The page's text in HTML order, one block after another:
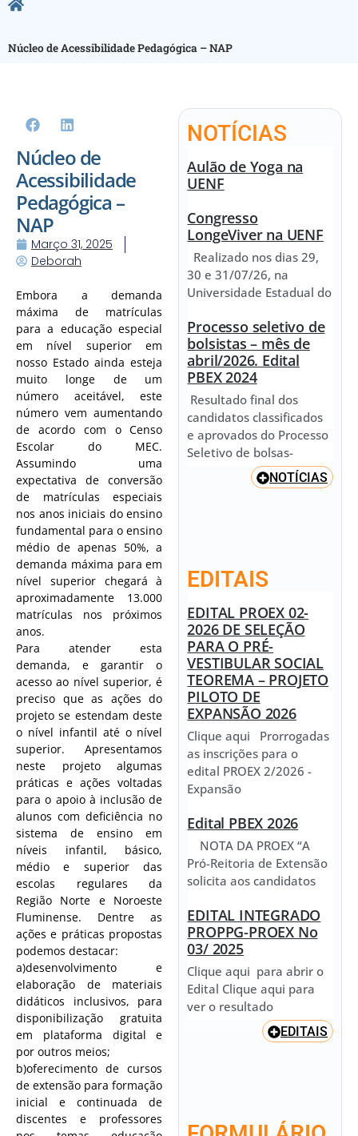
Núcleo de Acessibilidade Pedagógica – NAP
Núcleo de
Acessibilidade
Pedagógica –
NAP
Março 31, 2025
Deborah
Embora a demanda
máxima de matrículas
para a educação especial
em nível superior em
nosso Estado ainda esteja
muito longe de um
número aceitável, este
número vem aumentando
de acordo com o Censo
Escolar do MEC.
Assumindo uma
expectativa de conversão
de matrículas especiais
nos anos iniciais do ensino
fundamental para o ensino
médio de apenas 50%, a
demanda máxima para em
nível superior chegará à
aproximadamente 13.000
matrículas nos próximos
anos.
Para atender esta
demanda, e garantir o
acesso ao nível superior, é
preciso que as ações do
projeto se estendam deste
o nível infantil até o nível
superior. Apresentamos
neste projeto algumas
práticas e ações voltadas
para o apoio à inclusão de
alunos com deficiência no
sistema de ensino em
níveis infantil, básico,
médio e superior das
escolas regulares da
Região Norte e Noroeste
Fluminense. Dentre as
ações e práticas propostas
podemos destacar:
a)desenvolvimento e
elaboração de materiais
didáticos inclusivos, para
disponibilização gratuita
em plataforma digital e
por outros meios;
b)oferecimento de cursos
de extensão para formação
inicial e continuada de
discentes e professores
NOTÍCIAS
Aulão de Yoga na
UENF
Congresso
LongeViver na UENF
Realizado nos dias 29,
30 e 31/07/26, na
Universidade Estadual do
Processo seletivo de
bolsistas – mês de
abril/2026. Edital
PBEX 2024
Resultado final dos
candidatos classificados
e aprovados do Processo
Seletivo de bolsas-
NOTÍCIAS
EDITAIS
EDITAL PROEX 02-
2026 DE SELEÇÃO
PARA O PRÉ-
VESTIBULAR SOCIAL
TEOREMA – PROJETO
PILOTO DE
EXPANSÃO 2026
Clique aqui Prorrogadas
as inscrições para o
edital PROEX 2/2026 -
Expansão
Edital PBEX 2026
NOTA DA PROEX “A
Pró-Reitoria de Extensão
solicita aos candidatos
EDITAL INTEGRADO
PROPPG-PROEX No
03/ 2025
Clique aqui para abrir o
Edital Clique aqui para
ver o resultado
EDITAIS